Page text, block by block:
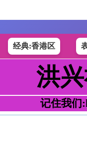
经典:香港区
洪
记住我们